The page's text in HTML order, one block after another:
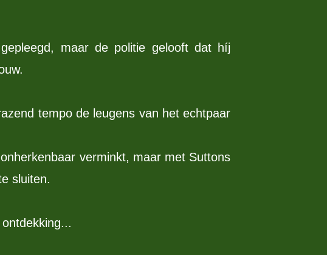
maar de politie gelooft dat híj
tempo de leugens van het echtpaar
verminkt, maar met Suttons
sluiten.